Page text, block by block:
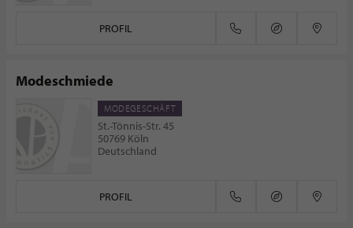
PROFIL
Modeschmiede
MODEGESCHÄFT
St.-Tönnis-Str. 45
50769 Köln
Deutschland
PROFIL